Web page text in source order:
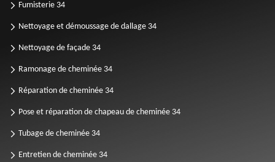
Fumisterie 34
Nettoyage et démoussage de dallage 34
Nettoyage de façade 34
Ramonage de cheminée 34
Réparation de cheminée 34
Pose et réparation de chapeau de cheminée 34
Tubage de cheminée 34
Entretien de cheminée 34